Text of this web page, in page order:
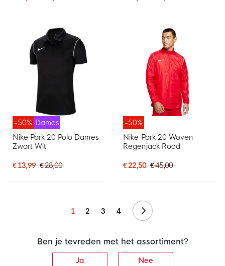
-50% Dames
Nike Park 20 Polo Dames
Zwart Wit
€ 13,99 € 28,00
-50%
Nike Park 20 Woven
Regenjack Rood
€ 22,50 € 45,00
1 2 3 4 Volgende
Ben je tevreden met het assortiment?
Ja Nee